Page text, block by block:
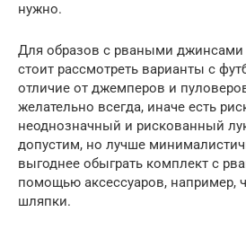
нужно.
Для образов с рваными джинсами
стоит рассмотреть варианты с
отличие от джемперов и
желательно всегда, иначе есть
неоднозначный и рискованный
допустим, но лучше
выгоднее обыграть комплект с
помощью аксессуаров, например,
шляпки.